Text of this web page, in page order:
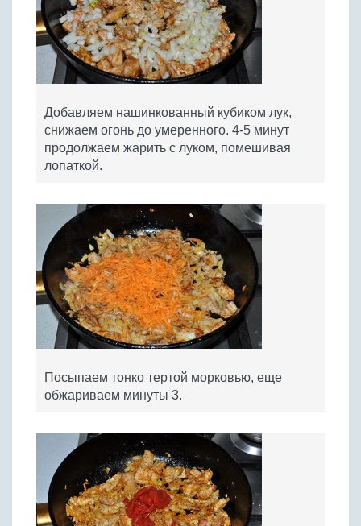
Добавляем нашинкованный кубиком лук,
снижаем огонь до умеренного. 4-5 минут
продолжаем жарить с луком, помешивая
лопаткой.
Посыпаем тонко тертой морковью, еще
обжариваем минуты 3.